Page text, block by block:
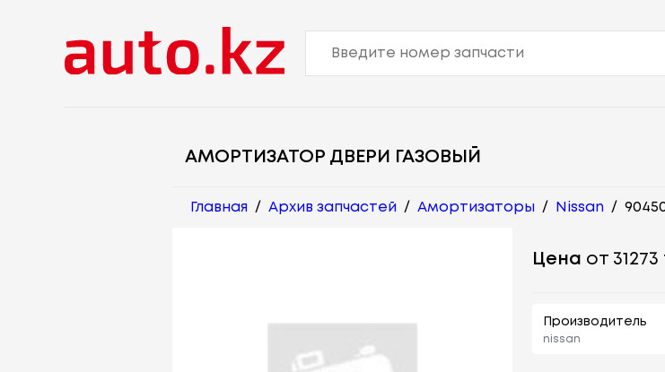
АМОРТИЗАТОР ДВЕРИ ГАЗОВЫЙ
Главная / Архив запчастей / Амортизаторы / Nissan /
Цена от
Производитель
nissan